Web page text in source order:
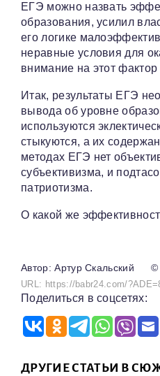
ЕГЭ можно назвать
образования, усилил
его логике
неравные условия для
внимание на этот
Итак, результаты ЕГЭ
вывода об уровне
используются
стыкуются, а их
методах ЕГЭ нет
субъективизма, и
патриотизма.
О какой же
Артур Скальский
URL: https://babr24.com/
Поделиться в соцсетях:
ДРУГИЕ СТАТЬИ В